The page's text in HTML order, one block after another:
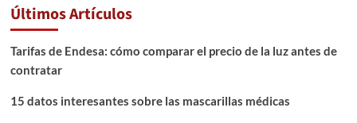
Últimos Artículos
Tarifas de Endesa: cómo comparar el precio de la luz antes de
contratar
15 datos interesantes sobre las mascarillas médicas